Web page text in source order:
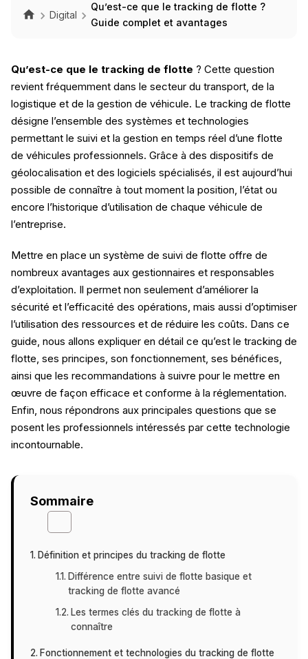
Digital
Qu’est-ce que le tracking de flotte ?
Guide complet et avantages
Qu’est-ce que le tracking de flotte ? Cette question
revient fréquemment dans le secteur du transport, de la
logistique et de la gestion de véhicule. Le tracking de flotte
désigne l’ensemble des systèmes et technologies
permettant le suivi et la gestion en temps réel d’une flotte
de véhicules professionnels. Grâce à des dispositifs de
géolocalisation et des logiciels spécialisés, il est aujourd’hui
possible de connaître à tout moment la position, l’état ou
encore l’historique d’utilisation de chaque véhicule de
l’entreprise.
Mettre en place un système de suivi de flotte offre de
nombreux avantages aux gestionnaires et responsables
d’exploitation. Il permet non seulement d’améliorer la
sécurité et l’efficacité des opérations, mais aussi d’optimiser
l’utilisation des ressources et de réduire les coûts. Dans ce
guide, nous allons expliquer en détail ce qu’est le tracking de
flotte, ses principes, son fonctionnement, ses bénéfices,
ainsi que les recommandations à suivre pour le mettre en
œuvre de façon efficace et conforme à la réglementation.
Enfin, nous répondrons aux principales questions que se
posent les professionnels intéressés par cette technologie
incontournable.
Sommaire
Définition et principes du tracking de flotte
Différence entre suivi de flotte basique et
tracking de flotte avancé
Les termes clés du tracking de flotte à
connaître
Fonctionnement et technologies du tracking de flotte